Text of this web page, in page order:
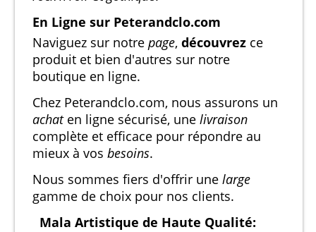
En Ligne sur Peterandclo.com
Naviguez sur notre page, découvrez ce
produit et bien d'autres sur notre
boutique en ligne.
Chez Peterandclo.com, nous assurons un
achaten ligne sécurisé, une livraison
complète et efficace pour répondre au
mieux à vos besoins.
Nous sommes fiers d'offrir une large
gamme de choix pour nos clients.
Mala Artistique de Haute Qualité: